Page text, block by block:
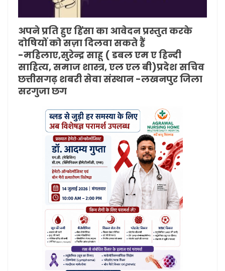
अपने प्रति हुए हिंसा का आवेदन प्रस्तुत करके
दोषियों को सज़ा दिलवा सकते हैं
-महिलाए,सुरेन्द्र साहू ( डबल एम ए हिन्दी
साहित्य, समाज शास्त्र, एल एल बी)प्रदेश सचिव
छत्तीसगढ़ शबरी सेवा संस्थान -लखनपुर जिला
सरगुजा छग